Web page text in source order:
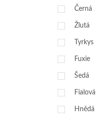
Černá
Žlutá
Tyrkys
Fuxie
Šedá
Fialová
Hnědá